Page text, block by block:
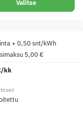
Valitse
+ 0,50 snt/kWh
5,00 €
kk